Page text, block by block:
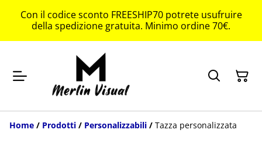
Con il codice sconto FREESHIP70 potrete usufruire
della spedizione gratuita. Minimo ordine 70€.
Home / Prodotti / Personalizzabili / Tazza personalizzata